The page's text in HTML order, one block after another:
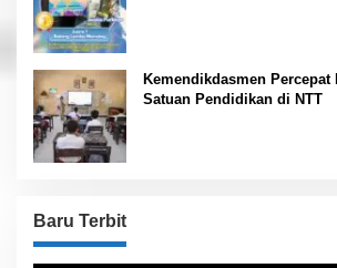
Kemendikdasmen Percepat
Satuan Pendidikan di NTT
Baru Terbit